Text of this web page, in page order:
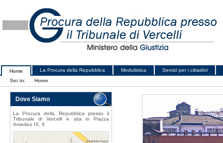
Home La Procura della Repubblica Modulistica
Servizi per i cittadini
Sei in:
Home
Dove Siamo
La Procura della Repubblica presso il
Tribunale di Vercelli è sita in Piazza
Amedeo IX, 6